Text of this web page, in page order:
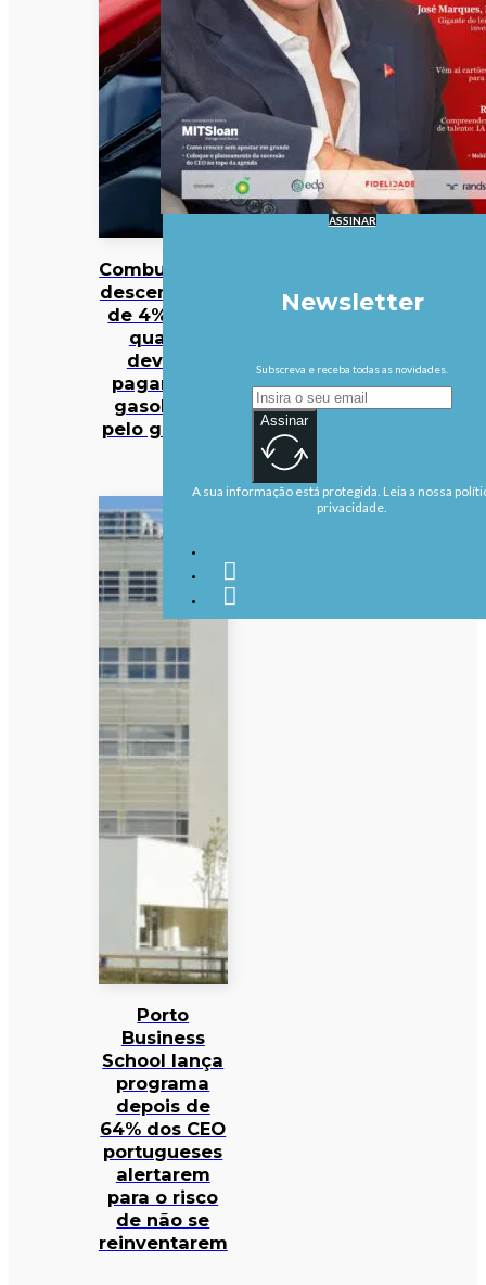
Combustíveis
descem mais
de 4%. Veja
quanto
deveria
pagar pela
gasolina e
pelo gasóleo
Porto
Business
School lança
programa
depois de
64% dos CEO
portugueses
alertarem
para o risco
de não se
reinventarem
ASSINAR
Newsletter
Subscreva e receba todas as novidades.
Assinar
A sua informação está protegida. Leia a nossa
privacidade.